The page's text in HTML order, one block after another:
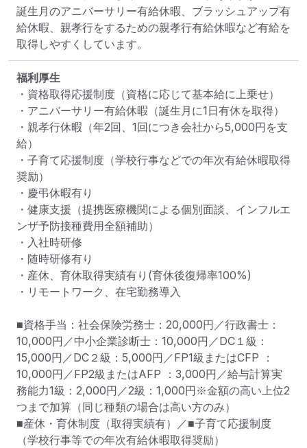
誕生月のアニバーサリー有給休暇、ブラッシュアップ有
給休暇、親孝行をするための親孝行有給休暇など有給を
取得しやすくしています。
福利厚生
・資格取得応援制度（資格に応じて基本給に上乗せ）
・アニバーサリー有給休暇（誕生月に1日有休を取得）
・親孝行休暇（年2回、1回につき会社から5,000円を支
給）
・子育て応援制度（学校行事などでの年次有給休暇取得
奨励）
・慶弔休暇有り
・健康支援（提携医療機関による個別面談、インフルエ
ンザ予防接種費用全額補助）
・入社時研修
・随時研修有り
・産休、育休取得実績有り(育休後復帰率100%)
・リモートワーク、在宅勤務導入
■資格手当：社会保険労務士：20,000円／行政書士：
10,000円／中小企業診断士：10,000円／DC１級：
15,000円／DC２級：5,000円／FP1級またはCFP ：
10,000円／FP2級またはAFP ：3,000円／給与計算実
務能力1級：2,000円／2級：1,000円※金額の高い上位2
つまで加算（同じ種類の場合は高い方のみ）
■産休・育休制度（取得実績有）／■子育て応援制度
（学校行事等での年次有給休暇取得奨励）